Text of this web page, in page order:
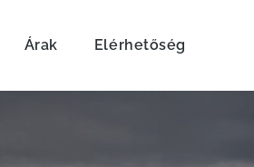
Árak Elérhetőség